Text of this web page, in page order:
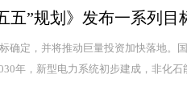
五”规划》发布一系列目
确定，并将推动巨量投资加快落地。
年，新型电力系统初步建成，非化